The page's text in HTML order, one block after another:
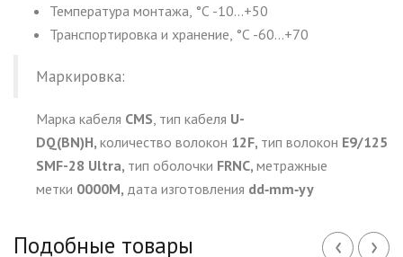
Температура монтажа, °С -10…+50
Транспортировка и хранение, °С -60…+70
Маркировка:
Марка кабеля CMS , тип кабеля U-
DQ(BN)H, количество волокон 12F, тип волокон E9/125
SMF-28 Ultra, тип оболочки FRNC, метражные
метки 0000M, дата изготовления dd‑mm‑yy
Подобные товары ‹ ›